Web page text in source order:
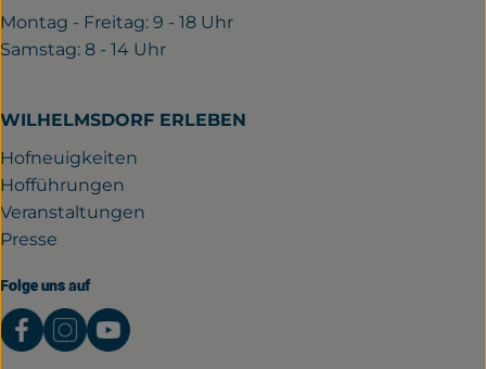
Montag - Freitag: 9 - 18 Uhr
Samstag: 8 - 14 Uhr
WILHELMSDORF ERLEBEN
Hofneuigkeiten
Hofführungen
Veranstaltungen
Presse
Folge uns auf
Externer Link zu https://www.facebook.com/
Externer Link zu https://
Externer Link zu https://